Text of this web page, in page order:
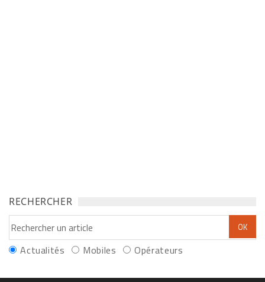
RECHERCHER
Actualités Mobiles Opérateurs